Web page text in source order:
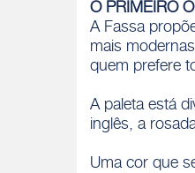
O PRIMEIRO
A Fassa
mais
quem prefere
A paleta está
inglês, a
Uma cor que